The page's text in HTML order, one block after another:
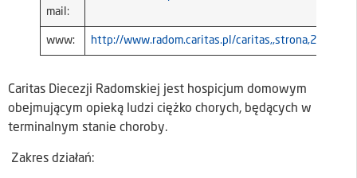
mail:
www: http://www.radom.caritas.pl/
Caritas Diecezji Radomskiej jest hospicjum domowym
obejmującym opieką ludzi ciężko chorych, będących w
terminalnym stanie choroby.
Zakres działań: